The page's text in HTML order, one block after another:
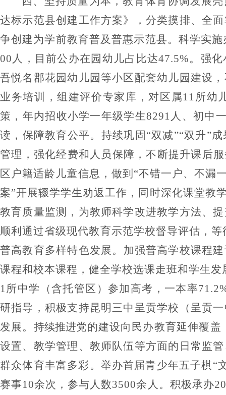
达标示范县创建工作方案》，分类摸排、全
争创建为学前教育普及普惠示范县。科学实
00 人，目前公办在园幼儿占比达47.5%。强
吾悦名郡花园幼儿园 等小区配套幼儿园建设
业务培训，组建评价专家库，对区属11 所幼
策， 年内招收小学一年级学生8291 人、初中
读，保障教育公平。 持续巩固 “双减”“双升”成
管理 ，强化经费和人员保障 ，不断提升课后
区户籍适龄儿童信息，做到 “不错一户、不漏
案”开展辍学学生劝返工作，同时深化课堂教
教育质量监测，为教师科学改进教学方法、
顺利通过省级现代教育示范学校督导评估，等
普高教育多样特色发展。 加强普高学校课程
课程和校本课程，健全学校选课走班和学生发
1 所中学（含托管区）参加高考，一本率
研指导，积极支持昆明三中呈贡学校（呈贡
发展。 持续推进党的建设向民办教育延伸覆盖
设置、教学管理、教师队伍等方面的日常监
群众体育丰富多彩。 举办首届青少年五子棋“
赛事10余次，参与人数3500余人。积极承办